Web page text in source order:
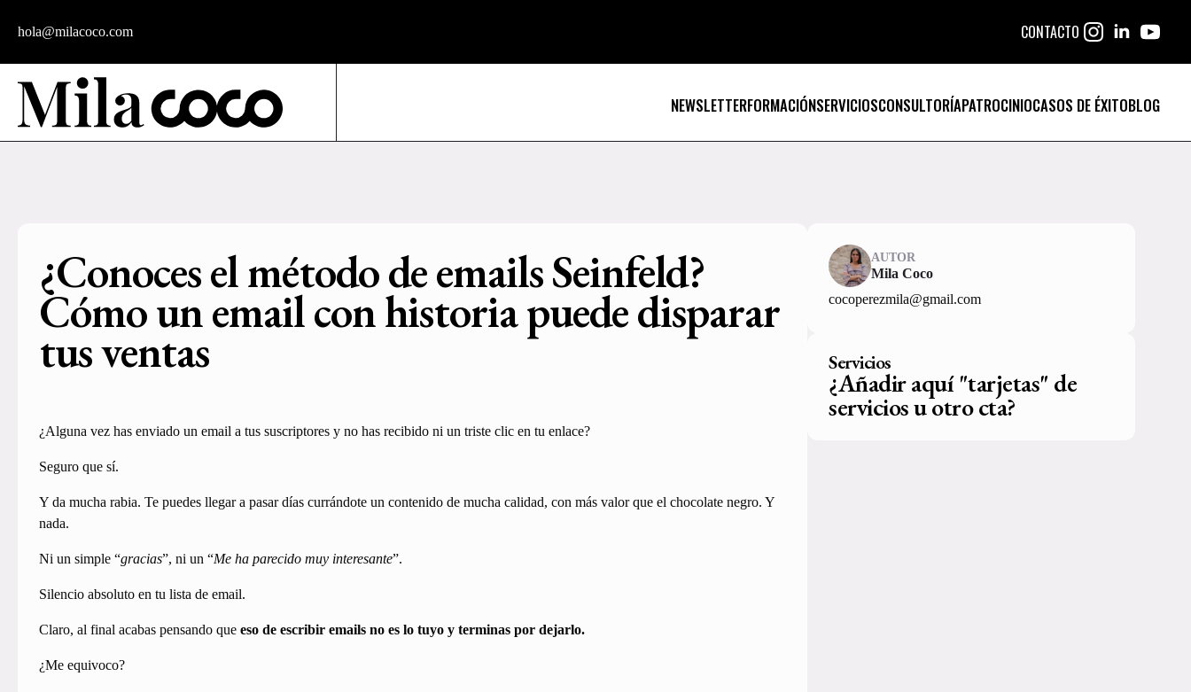
hola@milacoco.com CONTACTO
NEWSLETTERFORMACIÓNSERVICIOSCONSULTORÍAPATROCINIOCASOS DE ÉXITOBLOG
¿Conoces el método de emails Seinfeld?
Cómo un email con historia puede disparar
tus ventas
¿Alguna vez has enviado un email a tus suscriptores y no has recibido ni un triste clic en tu enlace?
Seguro que sí.
Y da mucha rabia. Te puedes llegar a pasar días currándote un contenido de mucha calidad, con más valor que el chocolate negro. Y
nada.
Ni un simple “gracias”, ni un “Me ha parecido muy interesante”.
Silencio absoluto en tu lista de email.
Claro, al final acabas pensando que eso de escribir emails no es lo tuyo y terminas por dejarlo.
¿Me equivoco?
AUTOR
Mila Coco
cocoperezmila@gmail.com
Servicios
¿Añadir aquí "tarjetas" de
servicios u otro cta?